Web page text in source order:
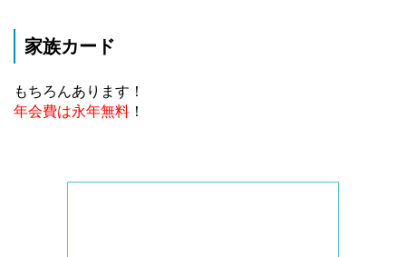
家族カード
もちろんあります！
年会費は永年無料 ！